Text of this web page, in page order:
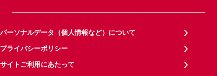
パーソナルデータ（個人情報など）について
プライバシーポリシー
サイトご利用にあたって